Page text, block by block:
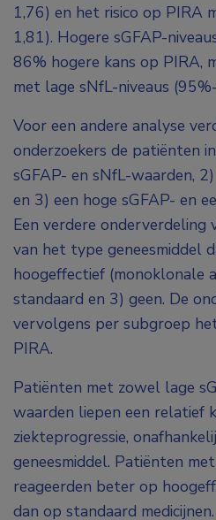
1,76) en het risico op PIRA
1,81). Hogere sGFAP-
86% hogere kans op PIRA,
met lage sNfL-niveaus
Voor een andere analyse
onderzoekers de patiënten
sGFAP- en sNfL-waarden,
en 3) een hoge sGFAP- en
Een verdere onderverdeling
van het type geneesmiddel
hoogeffectief (monoklonale
standaard en 3) geen. De
vervolgens per subgroep
PIRA.
Patiënten met zowel lage
waarden liepen een relatief
ziekteprogressie,
geneesmiddel. Patiënten
reageerden beter op
dan op standaard